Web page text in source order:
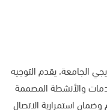
الجامعة، يقدم التوجيه
والأنشطة المصممة
وضمان استمرارية الاتصال